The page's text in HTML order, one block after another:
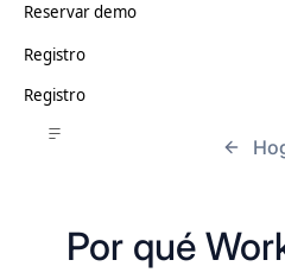
Reservar demo
Registro
Registro
Por qué